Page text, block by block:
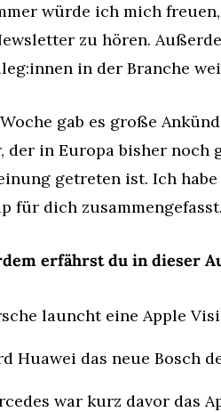
würde ich mich
zu hören.
in der Branche
gab es große
der in Europa bisher noch
getreten ist. Ich
für dich zusammengefasst.
erfährst du in dieser
launcht eine Apple
Huawei das neue Bosch
war kurz davor das